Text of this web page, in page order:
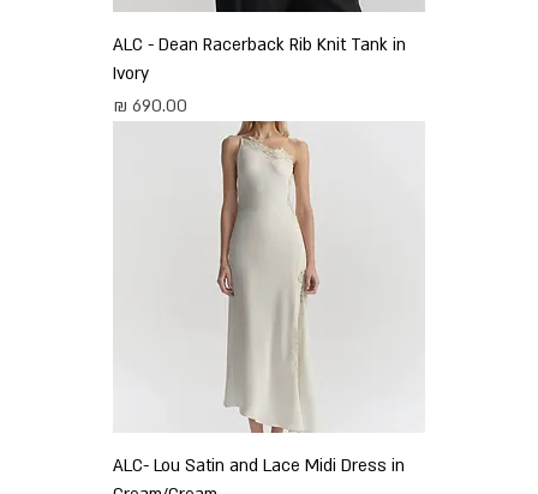
ALC - Dean Racerback Rib Knit Tank in
Ivory
מחיר
ALC- Lou Satin and Lace Midi Dress in